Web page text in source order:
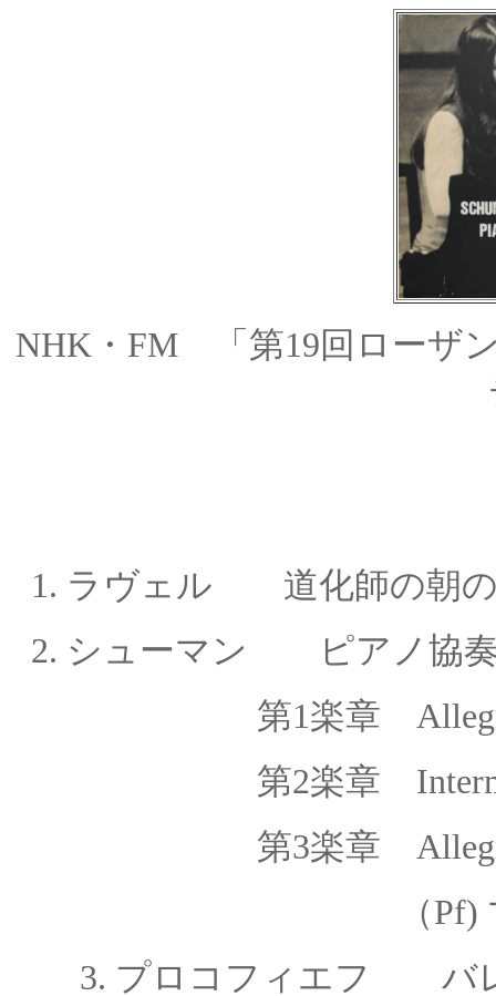
NHK・FM 「第19回ローザ
1. ラヴェル 道化師の朝
2. シューマン ピアノ協
第1楽章
第2楽章
第3楽章
（Pf) マルタ・
3. プロコフィエフ バレ